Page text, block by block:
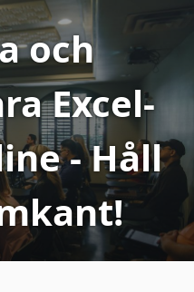
och
Excel-
- Håll